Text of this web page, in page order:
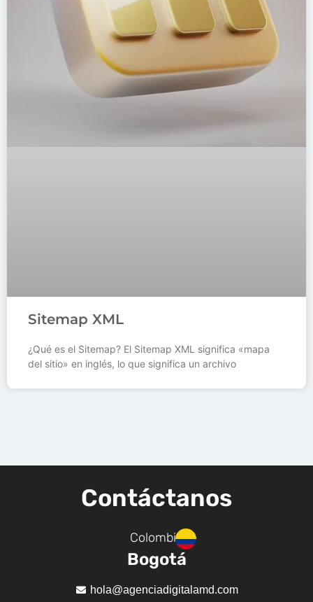
Sitemap XML
¿Qué es el Sitemap? El Sitemap XML significa «mapa
del sitio» en inglés, lo que significa un archivo
Contáctanos
Colombia
Bogotá
hola@agenciadigitalamd.com